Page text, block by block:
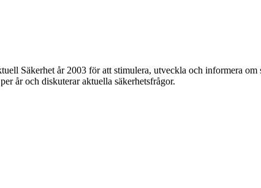
Säkerhet år 2003 för att stimulera, utveckla och informera om
år och diskuterar aktuella säkerhetsfrågor.